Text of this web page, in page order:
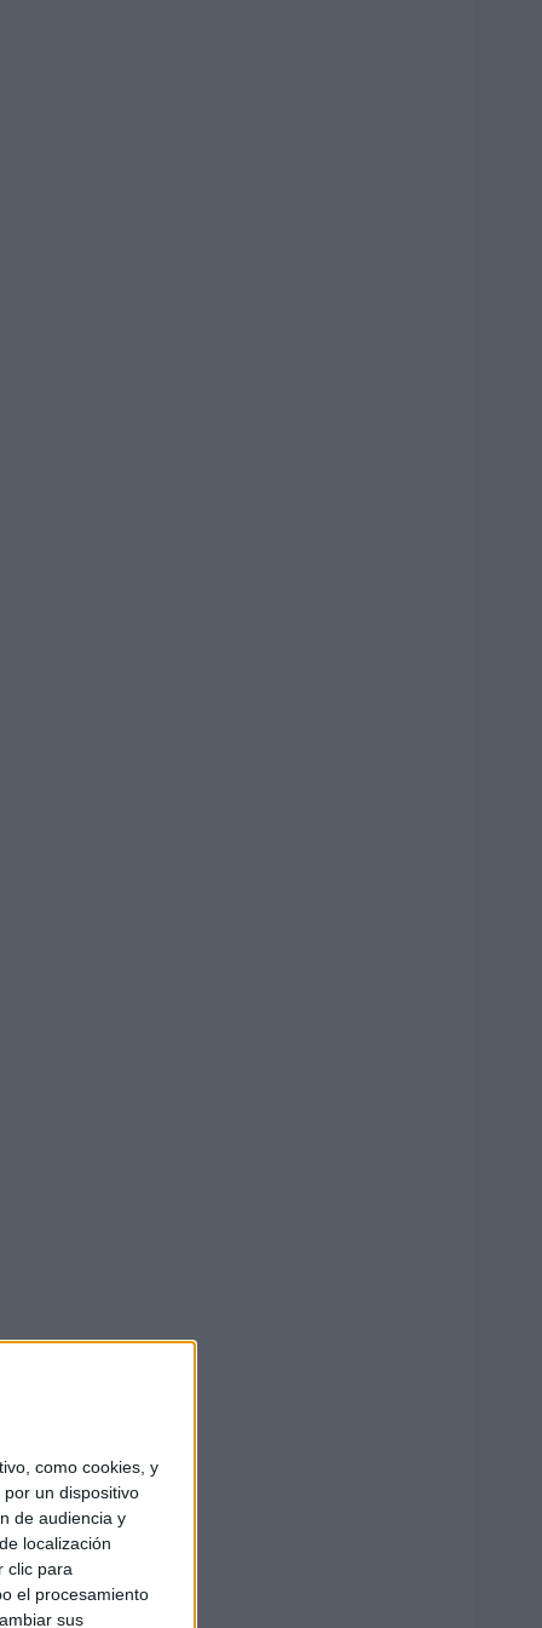
como cookies, y
un dispositivo
de audiencia y
localización
clic para
el procesamiento
sus